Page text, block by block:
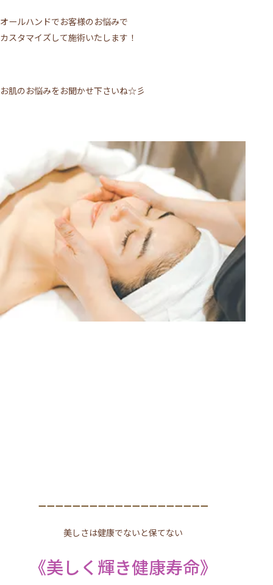
オールハンドでお客様のお悩みで
カスタマイズして施術いたします！
お肌のお悩みをお聞かせ下さいね☆彡
ーーーーーーーーーーーーーーーーーーーー
美しさは健康でないと保てない
《美しく輝き健康寿命》